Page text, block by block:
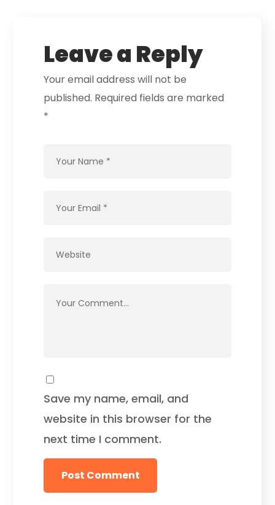
Leave a Reply
Your email address will not be
published. Required fields are marked
*
Save my name, email, and
website in this browser for the
next time I comment.